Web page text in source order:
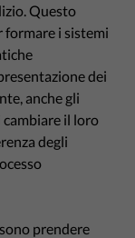
Questo
formare i sistemi
dei
anche gli
cambiare il loro
degli
prendere